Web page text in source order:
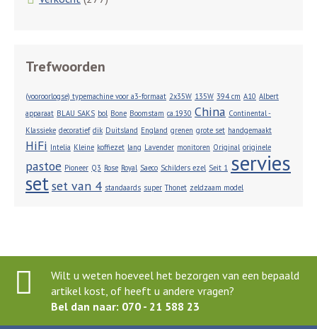
Trefwoorden
(vooroorlogse) typemachine voor a3-formaat 2x35W 135W 394 cm A10 Albert
apparaat BLAU SAKS bol Bone Boomstam ca.1930 China Continental -
Klassieke decoratief dik Duitsland England grenen grote set handgemaakt
HiFi Intelia Kleine koffiezet lang Lavender monitoren Original originele
pastoe Pioneer Q3 Rose Royal Saeco Schilders ezel Seit 1 servies
setset van 4 standaards super Thonet zeldzaam model
Wilt u weten hoeveel het bezorgen van een bepaald
artikel kost, of heeft u andere vragen?
Bel dan naar: 070 - 21 588 23